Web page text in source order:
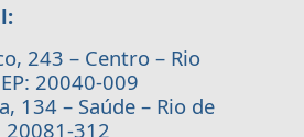
243 – Centro – Rio
20040-009
134 – Saúde – Rio de
20081-312